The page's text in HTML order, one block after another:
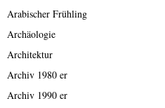
Arabischer Frühling
Archäologie
Architektur
Archiv 1980 er
Archiv 1990 er